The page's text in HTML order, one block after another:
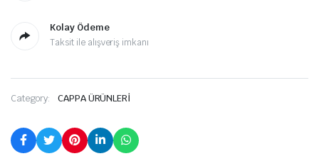
Kolay Ödeme
Taksit ile alışveriş imkanı
Category: CAPPA ÜRÜNLERİ